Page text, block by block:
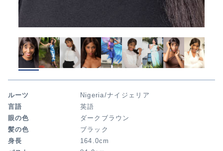
ルーツ
Nigeria/ナイジェリア
言語
英語
眼の色
ダークブラウン
髪の色
ブラック
身長
164.0cm